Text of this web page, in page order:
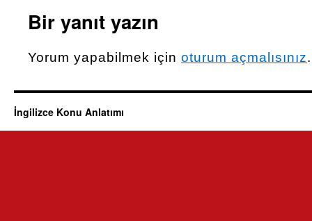
Bir yanıt yazın
Yorum yapabilmek için oturum açmalısınız.
İngilizce Konu Anlatımı